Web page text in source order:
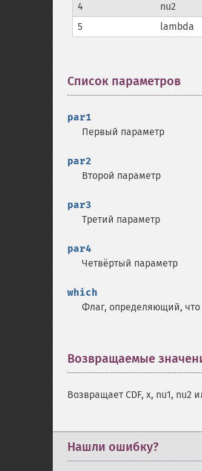
4
nu2
5
lambda
Список параметров
par1
Первый параметр
par2
Второй параметр
par3
Третий параметр
par4
Четвёртый параметр
which
Флаг, определяющий, что
Возвращаемые
Возвращает CDF, x, nu1, nu2
Нашли ошибку?